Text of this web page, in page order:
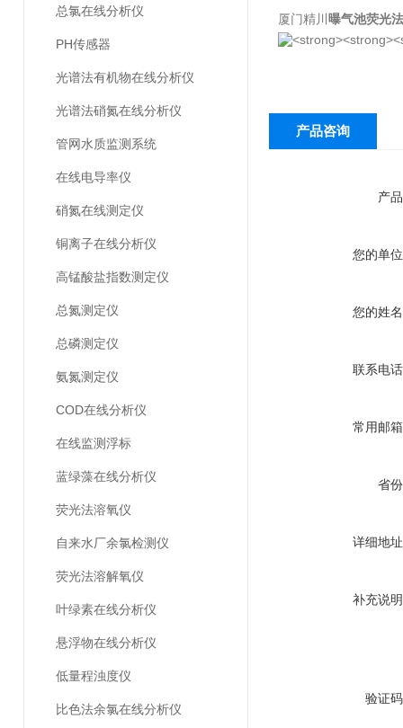
总氯在线分析仪
PH传感器
光谱法有机物在线分析仪
光谱法硝氮在线分析仪
管网水质监测系统
在线电导率仪
硝氮在线测定仪
铜离子在线分析仪
高锰酸盐指数测定仪
总氮测定仪
总磷测定仪
氨氮测定仪
COD在线分析仪
在线监测浮标
蓝绿藻在线分析仪
荧光法溶氧仪
自来水厂余氯检测仪
荧光法溶解氧仪
叶绿素在线分析仪
悬浮物在线分析仪
低量程浊度仪
比色法余氯在线分析仪
厦门精川 曝气池荧光
产品咨询
产
您的单
您的姓
联系电
常用邮
省
详细地
补充说
验证